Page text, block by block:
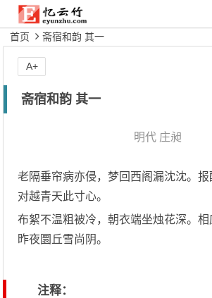
首页 斋宿和韵 其一
斋宿和韵 其一
明代 庄昶
老隔垂帘病亦侵，梦回西阁漏沈沈。报
对越青天此寸心。
布絮不温粗被冷，朝衣端坐烛花深。相
昨夜圜丘雪尚阴。
注释：
A+